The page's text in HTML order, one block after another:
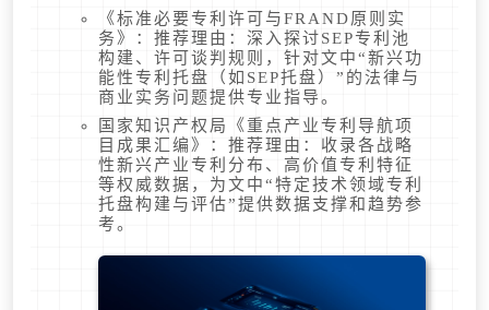
《标准必要专利许可与FRAND原则实
务》：推荐理由：深入探讨SEP专利池
构建、许可谈判规则，针对文中“新兴功
能性专利托盘（如SEP托盘）”的法律与
商业实务问题提供专业指导。
国家知识产权局《重点产业专利导航项
目成果汇编》：推荐理由：收录各战略
性新兴产业专利分布、高价值专利特征
等权威数据，为文中“特定技术领域专利
托盘构建与评估”提供数据支撑和趋势参
考。